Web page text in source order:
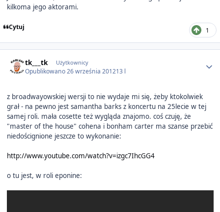
kilkoma jego aktorami.
Cytuj 1
tk___tk Użytkownicy
Opublikowano26 września 201213 l
z broadwayowskiej wersji to nie wydaje mi się, żeby ktokolwiek
grał - na pewno jest samantha barks z koncertu na 25lecie w tej
samej roli. mała cosette też wygląda znajomo. coś czuję, że
"master of the house" cohena i bonham carter ma szanse przebić
niedoścignione jeszcze to wykonanie:
http://www.youtube.com/watch?v=izgc7IhcGG4
o tu jest, w roli eponine: